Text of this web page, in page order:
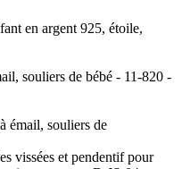
en argent 925, étoile,
émail, souliers de